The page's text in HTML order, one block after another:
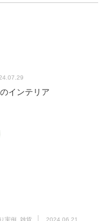
インテリア
実例 雑貨 2024.06.21